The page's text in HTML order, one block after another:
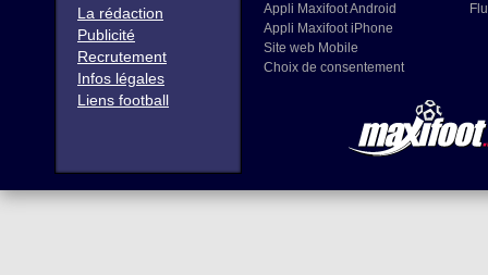
La rédaction
Publicité
Recrutement
Infos légales
Liens football
Appli Maxifoot Android
Appli Maxifoot iPhone
Site web Mobile
Choix de consentement